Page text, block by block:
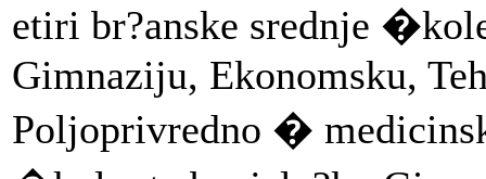
etiri br?anske srednje
Gimnaziju, Ekonomsku,
Poljoprivredno �